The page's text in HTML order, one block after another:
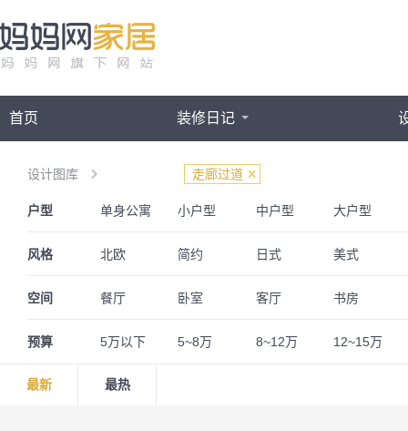
首页 装修日记
设计图库 走廊过道
户型 单身公寓 小户型 中户型
大户型
风格
北欧 简约 日式
美式
空间 餐厅 卧室 客厅
书房
预算
5万以下 5~8万 8~12万 12~15万
最新 最热